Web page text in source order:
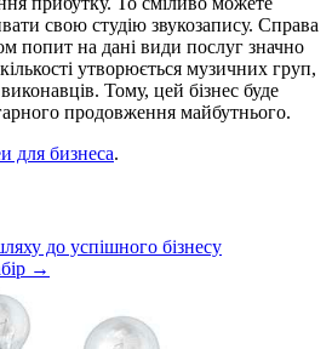
свою студію звукозапису. Справа
попит на дані види послуг значно
утворюється музичних груп,
Тому, цей бізнес буде
продовження майбутнього.
для бизнеса.
до успішного бізнесу
→